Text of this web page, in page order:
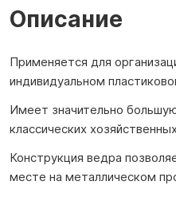
Описание
Применяется для
индивидуальном
Имеет значительно
классических
Конструкция ведра
месте на металлическом